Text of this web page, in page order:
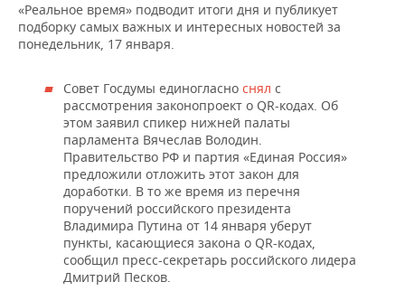
КОРОЛИ ГОСЗАКАЗА ПФО
КОМУ ПРИНАДЛЕЖАТ
ТОРГОВЫЕ ЦЕНТРЫ
ТАТАРСТАНА
ФИНАНСЫ
БЮДЖЕТ
ИНВЕСТИЦИИ
НОВОСТИ
ПРОМЫШЛЕННОСТИ
МАШИНОСТРОЕНИЕ
НЕФТЕХИМИЯ
НЕФТЬ
ЭНЕРГЕТИКА
НЕДВИЖИМОСТЬ
НОВОСТИ АВТО
БИЗНЕС
НОВОСТИ БИЗНЕСА
РОЗНИЧНАЯ ТОРГОВЛЯ
ТРАНСПОРТ
УСЛУГИ
ТЕХНОЛОГИИ
НОВОСТИ ТЕХНОЛОГИЙ
МЕДИА
МЕРОПРИЯТИЯ
НОВОСТИ МЕРОПРИЯТИЙ
ВЫЕЗДНАЯ РЕДАКЦИЯ
СПОРТ
НОВОСТИ СПОРТА
ОБЩЕСТВО
«Реальное время» подводит итоги дня и публикует
подборку самых важных и интересных новостей за
понедельник, 17 января.
Совет Госдумы единогласно снял с
рассмотрения законопроект о QR-кодах. Об
этом заявил спикер нижней палаты
парламента Вячеслав Володин.
Правительство РФ и партия «Единая Россия»
предложили отложить этот закон для
доработки. В то же время из перечня
поручений российского президента
Владимира Путина от 14 января уберут
пункты, касающиеся закона о QR-кодах,
сообщил пресс-секретарь российского лидера
Дмитрий Песков.